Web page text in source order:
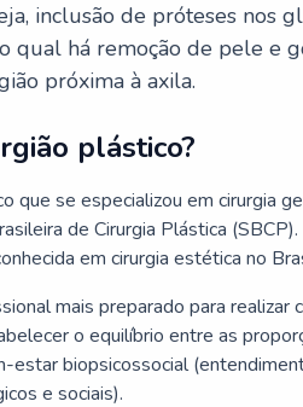
inclusão de próteses nos
qual há remoção de pele e
próxima à axila.
plástico?
que se especializou em cirurgia
de Cirurgia Plástica
em cirurgia estética no
mais preparado para realizar
o equilíbrio entre as
estar biopsicossocial
e sociais).